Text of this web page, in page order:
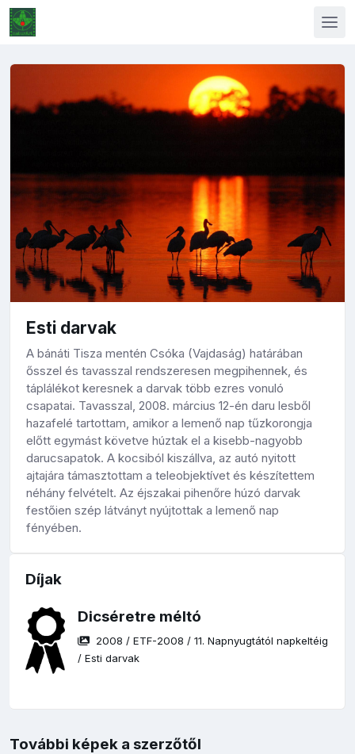
Esti darvak
A bánáti Tisza mentén Csóka (Vajdaság) határában
ősszel és tavasszal rendszeresen megpihennek, és
táplálékot keresnek a darvak több ezres vonuló
csapatai. Tavasszal, 2008. március 12-én daru lesből
hazafelé tartottam, amikor a lemenő nap tűzkorongja
előtt egymást követve húztak el a kisebb-nagyobb
darucsapatok. A kocsiból kiszállva, az autó nyitott
ajtajára támasztottam a teleobjektívet és készítettem
néhány felvételt. Az éjszakai pihenőre húzó darvak
festőien szép látványt nyújtottak a lemenő nap
fényében.
Díjak
Dicséretre méltó
2008 /ETF-2008 /11. Napnyugtától napkeltéig
/Esti darvak
További képek a szerzőtől